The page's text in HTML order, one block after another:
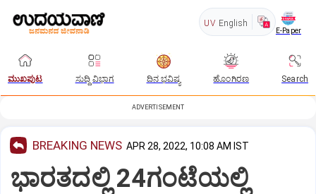
UV English
E-Paper
ಮುಖಪುಟ ಸುದ್ದಿ ವಿಭಾಗ ದಿನ ಭವಿಷ್ಯ ಹೊಂಗಿರಣ Search
ADVERTISEMENT
BREAKING NEWS APR 28, 2022, 10:08 AM IST
ಭಾರತದಲ್ಲಿ 24ಗಂಟೆಯಲ್ಲಿ